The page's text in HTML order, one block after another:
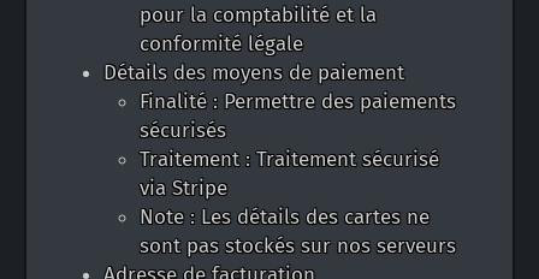
pour la comptabilité et la
conformité légale
Détails des moyens de paiement
Finalité : Permettre des paiements
sécurisés
Traitement : Traitement sécurisé
via Stripe
Note : Les détails des cartes ne
sont pas stockés sur nos serveurs